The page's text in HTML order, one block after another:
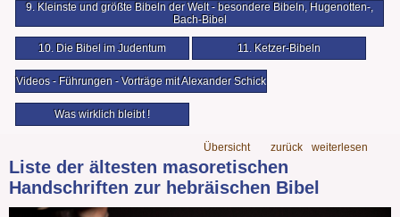
9. Kleinste und größte Bibeln der Welt - besondere Bibeln, Hugenotten-,
Bach-Bibel
10. Die Bibel im Judentum 11. Ketzer-Bibeln
Videos - Führungen - Vorträge mit Alexander Schick
Was wirklich bleibt !
Übersicht zurück weiterlesen
Liste der ältesten masoretischen
Handschriften zur hebräischen Bibel